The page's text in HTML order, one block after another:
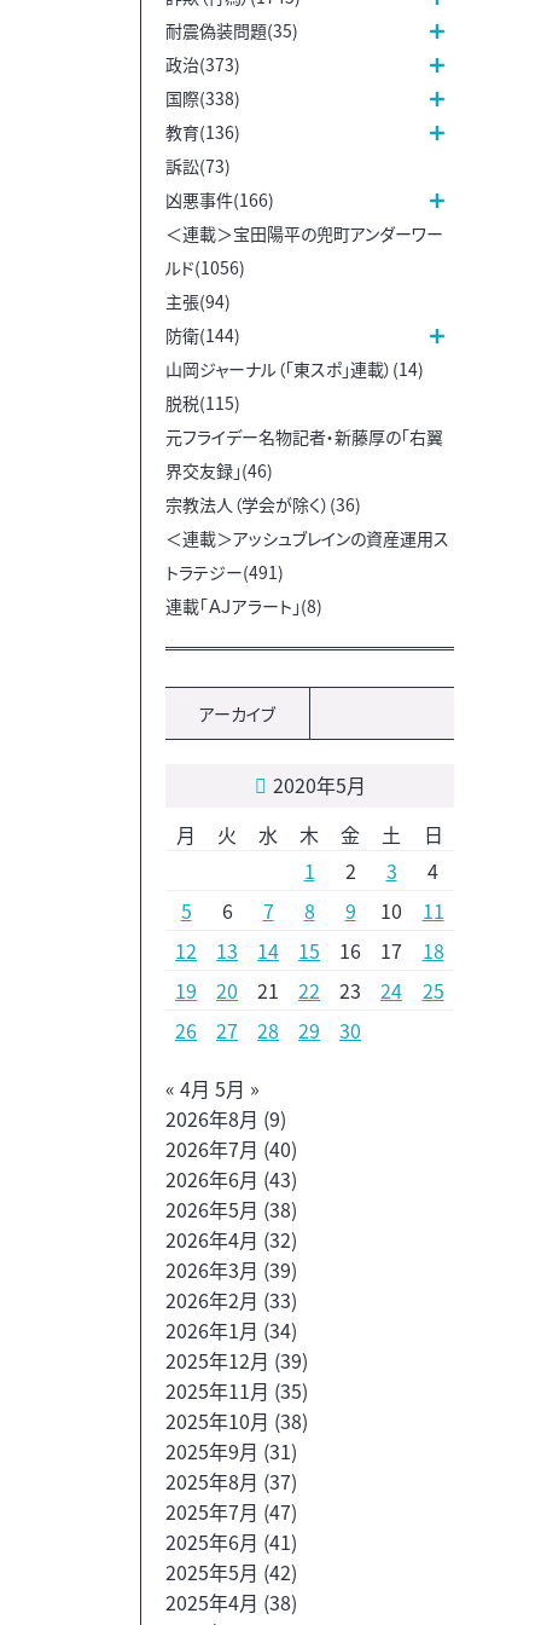
耐震偽装問題(35)
政治(373)
国際(338)
教育(136)
訴訟(73)
凶悪事件(166)
＜連載＞宝田陽平の兜町アンダーワー
ルド(1056)
主張(94)
防衛(144)
山岡ジャーナル（「東スポ」連載）(14)
脱税(115)
元フライデー名物記者・新藤厚の「右翼
界交友録」(46)
宗教法人（学会が除く）(36)
＜連載＞アッシュブレインの資産運用ス
トラテジー(491)
連載「ＡＪアラート」(8)
アーカイブ
2020年5月
月
火 水 木 金 土
日
1
2 3
4
5
6 7 8 9 10
11
12
13 14 15 16 17
18
19
20 21 22 23 24
25
26
27 28 29
30
« 4月 5月 »
2026年8月 (9)
2026年7月 (40)
2026年6月 (43)
2026年5月 (38)
2026年4月 (32)
2026年3月 (39)
2026年2月 (33)
2026年1月 (34)
2025年12月 (39)
2025年11月 (35)
2025年10月 (38)
2025年9月 (31)
2025年8月 (37)
2025年7月 (47)
2025年6月 (41)
2025年5月 (42)
2025年4月 (38)